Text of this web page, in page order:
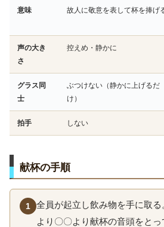
意味 故人に敬意を表して杯を捧げ
声の大き
さ
控えめ・静かに
グラス同
士
ぶつけない（静かに上げるだ
け）
拍手 しない
献杯の手順
1
全員が起立し飲み物を手に取る
より〇〇より献杯の音頭をと